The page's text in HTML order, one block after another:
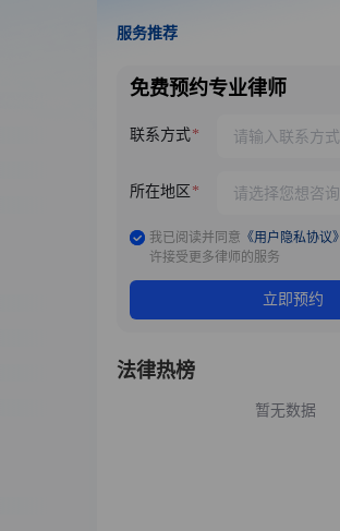
服务推荐
免费预约专业律师
联系方式
所在地区
我已阅读并同意 《用户隐私协议》
许接受更多律师的服务
立即预约
法律热榜
暂无数据